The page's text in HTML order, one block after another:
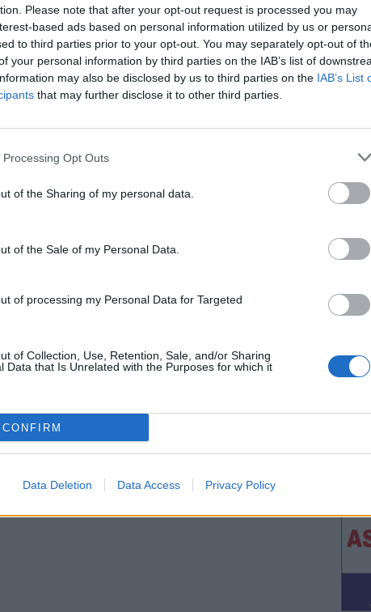
Please note that after your opt-out request is processed you may
based ads based on personal information utilized by us or
to third parties prior to your opt-out. You may separately opt-out of
your personal information by third parties on the IAB’s list of
may also be disclosed by us to third parties on the IAB’s List
that may further disclose it to other third parties.
Opt Outs
of the Sharing of my personal data.
of the Sale of my Personal Data.
of processing my Personal Data for Targeted
of Collection, Use, Retention, Sale, and/or Sharing
Data that Is Unrelated with the Purposes for which it
CONFIRM
Data Deletion Data Access Privacy Policy
Di